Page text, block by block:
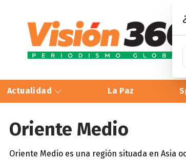
Actualidad La Paz
Oriente Medio
Oriente Medio es una región situada en Asia